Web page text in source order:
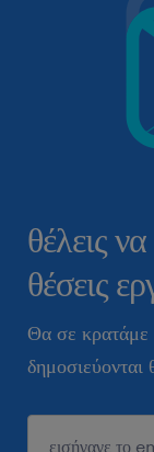
θέλεις
θέσεις
Θα σε κρατάμε